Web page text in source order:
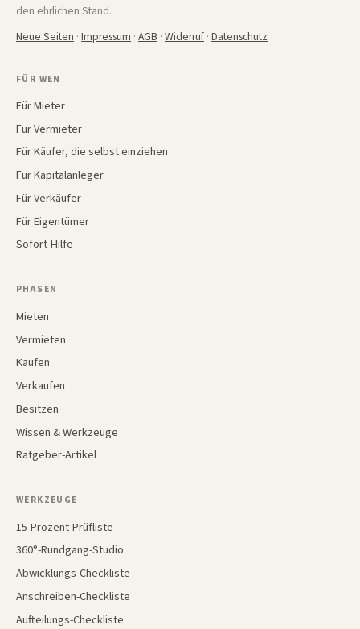
den ehrlichen Stand.
Neue Seiten · Impressum · AGB · Widerruf · Datenschutz
FÜR WEN
Für Mieter
Für Vermieter
Für Käufer, die selbst einziehen
Für Kapitalanleger
Für Verkäufer
Für Eigentümer
Sofort-Hilfe
PHASEN
Mieten
Vermieten
Kaufen
Verkaufen
Besitzen
Wissen & Werkzeuge
Ratgeber-Artikel
WERKZEUGE
15-Prozent-Prüfliste
360°-Rundgang-Studio
Abwicklungs-Checkliste
Anschreiben-Checkliste
Aufteilungs-Checkliste